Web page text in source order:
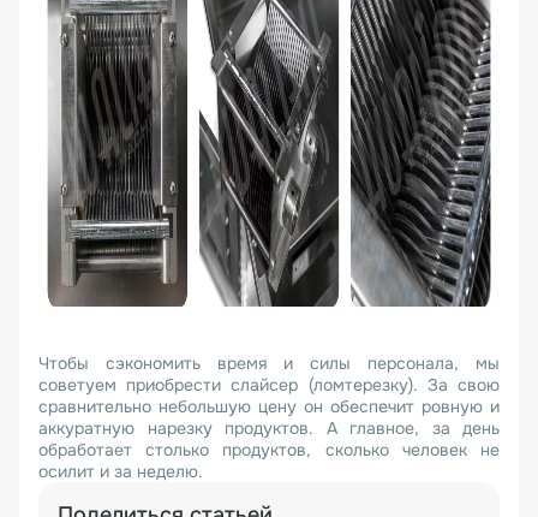
Чтобы сэкономить время и силы персонала, мы
советуем приобрести слайсер (ломтерезку). За свою
сравнительно небольшую цену он обеспечит ровную и
аккуратную нарезку продуктов. А главное, за день
обработает столько продуктов, сколько человек не
осилит и за неделю.